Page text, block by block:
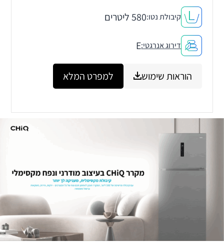
קיבולת נטו:580 ליטרים
דירוג אנרגטי:E
הוראות שימוש למפרט המלא